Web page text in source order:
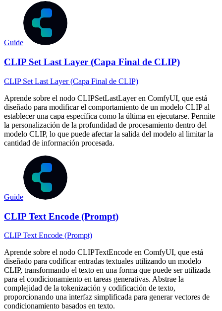
Guide
CLIP Set Last Layer (Capa Final de CLIP)
CLIP Set Last Layer (Capa Final de CLIP)
Aprende sobre el nodo CLIPSetLastLayer en ComfyUI, que está
diseñado para modificar el comportamiento de un modelo CLIP al
establecer una capa específica como la última en ejecutarse. Permite
la personalización de la profundidad de procesamiento dentro del
modelo CLIP, lo que puede afectar la salida del modelo al limitar la
cantidad de información procesada.
Guide
CLIP Text Encode (Prompt)
CLIP Text Encode (Prompt)
Aprende sobre el nodo CLIPTextEncode en ComfyUI, que está
diseñado para codificar entradas textuales utilizando un modelo
CLIP, transformando el texto en una forma que puede ser utilizada
para el condicionamiento en tareas generativas. Abstrae la
complejidad de la tokenización y codificación de texto,
proporcionando una interfaz simplificada para generar vectores de
condicionamiento basados en texto.